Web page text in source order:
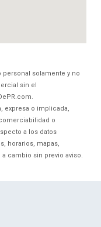
personal solamente y no
sin el
expresa o implicada,
o
a los datos
horarios, mapas,
cambio sin previo aviso.